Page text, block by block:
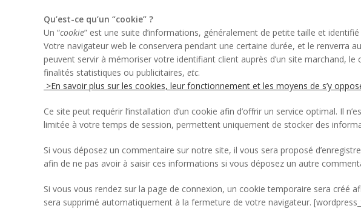
Qu’est-ce qu’un “cookie” ?
Un “cookie” est une suite d’informations, généralement de petite taille et
Votre navigateur web le conservera pendant une certaine durée, et le renverra
peuvent servir à mémoriser votre identifiant client auprès d’un site marchand,
finalités statistiques ou publicitaires, etc.
>En savoir plus sur les cookies, leur fonctionnement et les moyens de s’y
Ce site peut requérir l’installation d’un cookie afin d’offrir un service optimal. Il
limitée à votre temps de session, permettent uniquement de stocker des
Si vous déposez un commentaire sur notre site, il vous sera proposé
afin de ne pas avoir à saisir ces informations si vous déposez un autre
Si vous vous rendez sur la page de connexion, un cookie temporaire sera créé
sera supprimé automatiquement à la fermeture de votre navigateur.